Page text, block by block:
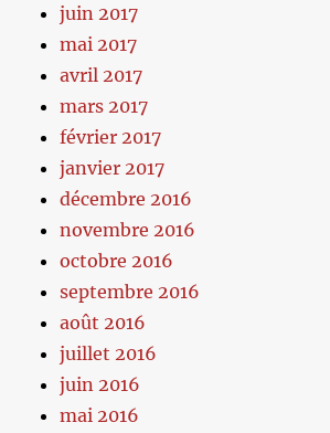
juin 2017
mai 2017
avril 2017
mars 2017
février 2017
janvier 2017
décembre 2016
novembre 2016
octobre 2016
septembre 2016
août 2016
juillet 2016
juin 2016
mai 2016